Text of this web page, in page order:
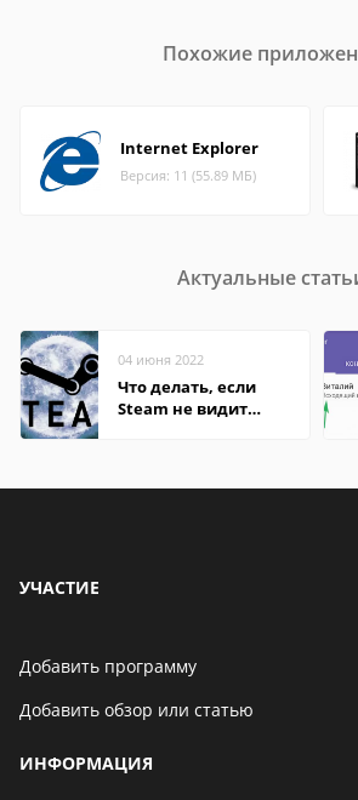
Похожие
Internet Explorer
Версия: 11 (55.89 МБ)
Актуальные
04 июня 2022
Что делать, если
Steam не видит
УЧАСТИЕ
Добавить программу
Добавить обзор или статью
ИНФОРМАЦИЯ